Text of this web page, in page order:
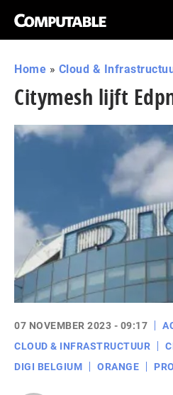
Home » Cloud &
Citymesh lijft
07 NOVEMBER 2023 - 09:17
CLOUD & INFRASTRUCTUUR
DIGI BELGIUM
ORANGE